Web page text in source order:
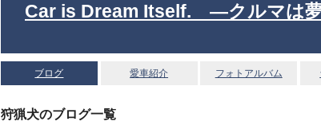
Car is Dream Itself. ―クルマは
ブログ 愛車紹介 フォトアルバム
狩猟犬のブログ一覧